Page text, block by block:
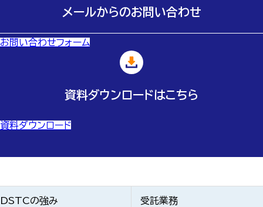
メールからのお問い合わせ
お問い合わせフォーム
資料ダウンロードはこちら
資料ダウンロード
DSTCの強み 受託業務